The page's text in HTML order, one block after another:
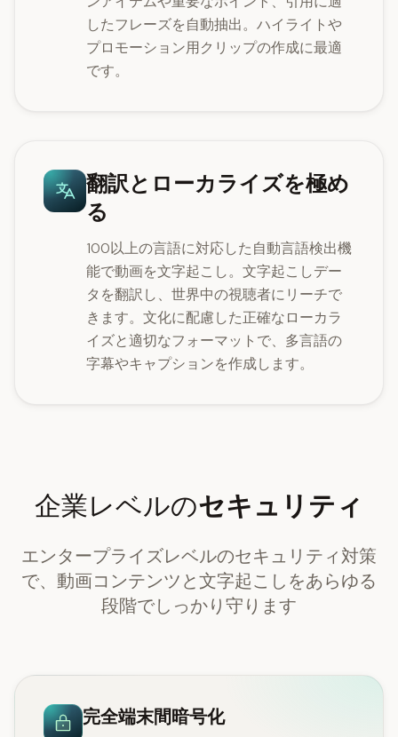
したフレーズを自動抽出。ハイライトや
プロモーション用クリップの作成に最適
です。
翻訳とローカライズを極め
る
100以上の言語に対応した自動言語検出機
能で動画を文字起こし。文字起こしデー
タを翻訳し、世界中の視聴者にリーチで
きます。文化に配慮した正確なローカラ
イズと適切なフォーマットで、多言語の
字幕やキャプションを作成します。
企業レベルのセキュリティ
エンタープライズレベルのセキュリティ対策
で、動画コンテンツと文字起こしをあらゆる
段階でしっかり守ります
完全端末間暗号化